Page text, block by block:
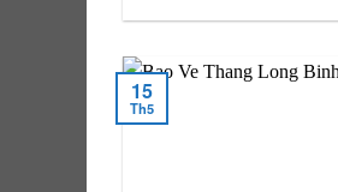
15
Th5